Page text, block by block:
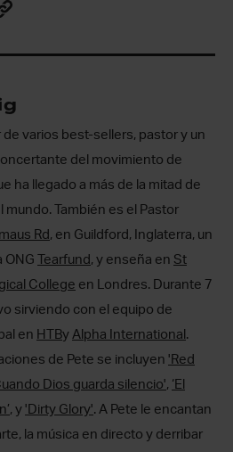
de varios best-sellers, pastor y un
del movimiento de
ha llegado a más de la mitad de
mundo. También es el Pastor
Rd , en Guildford, Inglaterra, un
ONG
Tearfund , y enseña en St
College en Londres. Durante 7
sirviendo con el equipo de
en HTBy Alpha International .
de Pete se incluyen 'Red
Dios guarda silencio', ‘El
, y 'Dirty Glory'. A Pete le encantan
la música en directo y derribar